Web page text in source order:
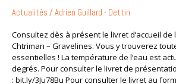
Actualités /Adrien Guillard - Dettin
Consultez dès à présent le livret d’accueil de
Chtriman – Gravelines. Vous y trouverez
essentielles ! La température de l’eau est
degrés. Pour consulter le livret de
: bit.ly/3Ju78Bu Pour consulter le livret au